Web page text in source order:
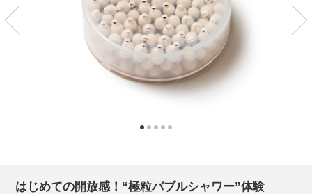
はじめての開放感！“極粒バブルシャワー”体験